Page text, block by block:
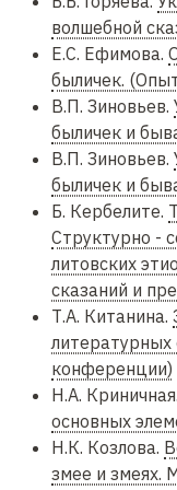
волшебной
Е.С. Ефимова.
быличек.
В.П. Зиновьев.
быличек и
В.П. Зиновьев.
быличек и
Б. Кербелите.
Структурно -
литовских
сказаний и
Т.А. Китанина.
конференции)
Н.А. Криничная.
основных
Н.К. Козлова.
змее и змеях.